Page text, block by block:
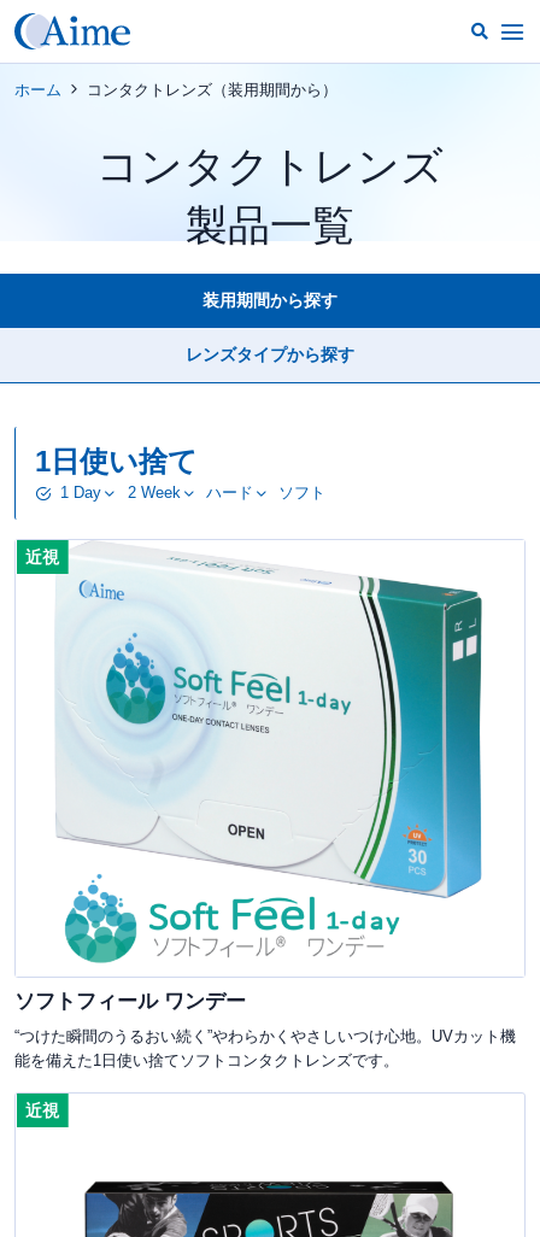
ホーム コンタクトレンズ（装用期間から）
コンタクトレンズ
製品一覧
装用期間から探す
レンズタイプから探す
1日使い捨て
1 Day 2 Week ハード ソフト
近視
ソフトフィール ワンデー
“つけた瞬間のうるおい続く”やわらかくやさしいつけ心地。UVカット機
能を備えた1日使い捨てソフトコンタクトレンズです。
近視